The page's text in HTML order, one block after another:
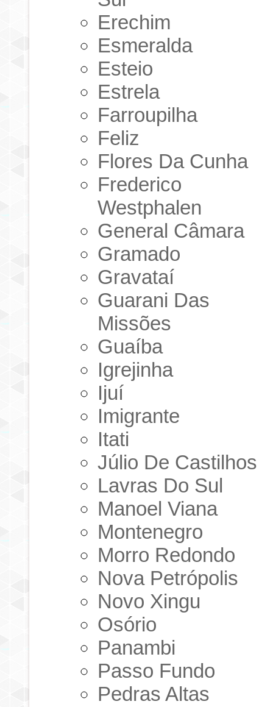
Erechim
Esmeralda
Esteio
Estrela
Farroupilha
Feliz
Flores Da Cunha
Frederico
Westphalen
General Câmara
Gramado
Gravataí
Guarani Das
Missões
Guaíba
Igrejinha
Ijuí
Imigrante
Itati
Júlio De Castilhos
Lavras Do Sul
Manoel Viana
Montenegro
Morro Redondo
Nova Petrópolis
Novo Xingu
Osório
Panambi
Passo Fundo
Pedras Altas